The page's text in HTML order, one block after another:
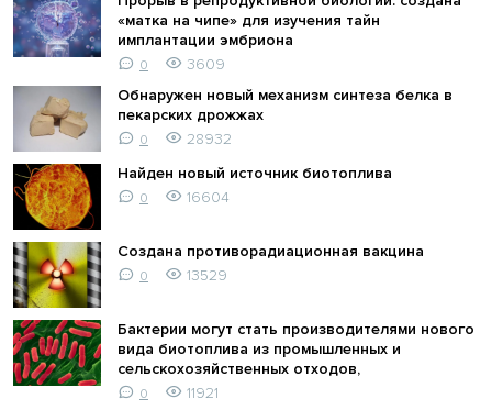
«матка на чипе» для изучения тайн
имплантации эмбриона
0
3609
Обнаружен новый механизм синтеза белка в
пекарских дрожжах
0
28932
Найден новый источник биотоплива
0 16604
Создана противорадиационная вакцина
0 13529
Бактерии могут стать производителями нового
вида биотоплива из промышленных и
сельскохозяйственных отходов,
0 11921